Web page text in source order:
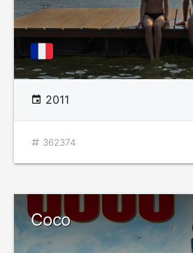
2011
362374
Coco